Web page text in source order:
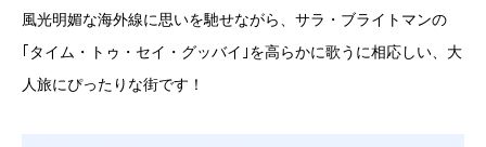
風光明媚な海外線に思いを馳せながら、サラ・ブライトマンの
｢タイム・トゥ・セイ・グッバイ｣を高らかに歌うに相応しい、大
人旅にぴったりな街です！